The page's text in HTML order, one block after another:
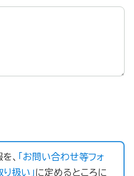
、
「お問い合わせ等フォ
扱い」に定めるところに